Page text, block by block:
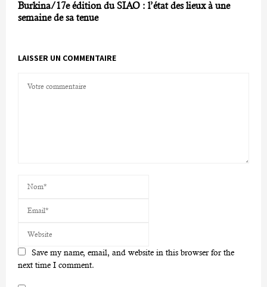
Burkina/17e édition du SIAO : l’état des lieux à une
semaine de sa tenue
LAISSER UN COMMENTAIRE
Save my name, email, and website in this browser for the
next time I comment.